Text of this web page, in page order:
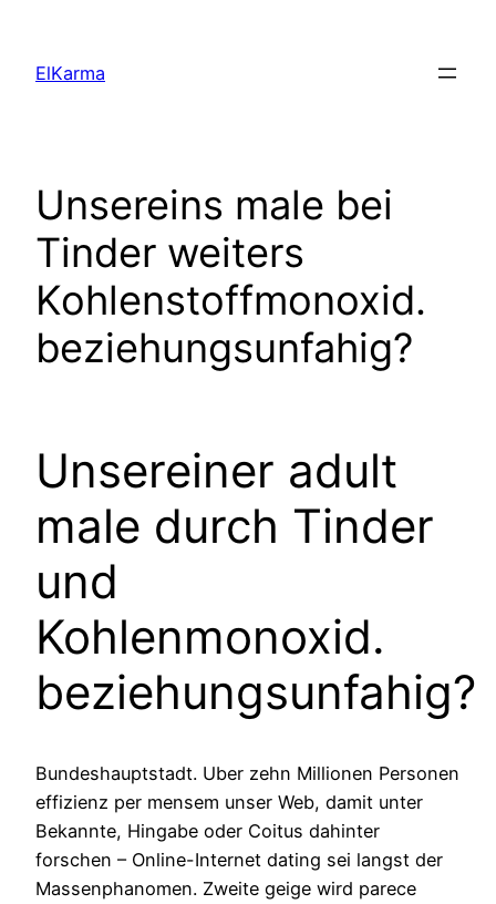
content
ElKarma
Unsereins male bei
Tinder weiters
Kohlenstoffmonoxid.
beziehungsunfahig?
Unsereiner adult
male durch Tinder
und
Kohlenmonoxid.
beziehungsunfahig?
Bundeshauptstadt. Uber zehn Millionen Personen
effizienz per mensem unser Web, damit unter
Bekannte, Hingabe oder Coitus dahinter
forschen – Online-Internet dating sei langst der
Massenphanomen. Zweite geige wird parece